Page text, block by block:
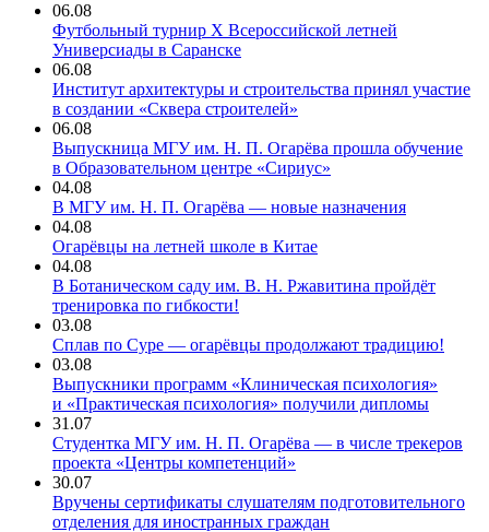
06.08
Футбольный турнир X Всероссийской летней
Универсиады в Саранске
06.08
Институт архитектуры и строительства принял участие
в создании «Сквера строителей»
06.08
Выпускница МГУ им. Н. П. Огарёва прошла обучение
в Образовательном центре «Сириус»
04.08
В МГУ им. Н. П. Огарёва — новые назначения
04.08
Огарёвцы на летней школе в Китае
04.08
В Ботаническом саду им. В. Н. Ржавитина пройдёт
тренировка по гибкости!
03.08
Сплав по Суре — огарёвцы продолжают традицию!
03.08
Выпускники программ «Клиническая психология»
и «Практическая психология» получили дипломы
31.07
Студентка МГУ им. Н. П. Огарёва — в числе трекеров
проекта «Центры компетенций»
30.07
Вручены сертификаты слушателям подготовительного
отделения для иностранных граждан